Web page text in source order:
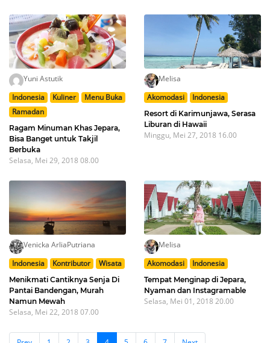
Yuni Astutik
Indonesia
Kuliner
Menu Buka
Ramadan
Ragam Minuman Khas Jepara,
Bisa Banget untuk Takjil
Berbuka
Selasa, Mei 29, 2018 08.00
Melisa
Akomodasi
Indonesia
Resort di Karimunjawa, Serasa
Liburan di Hawaii
Minggu, Mei 27, 2018 16.00
Venicka ArliaPutriana
Indonesia
Kontributor Wisata
Menikmati Cantiknya Senja Di
Pantai Bandengan, Murah
Namun Mewah
Selasa, Mei 22, 2018 07.00
Melisa
Akomodasi
Indonesia
Tempat Menginap di Jepara,
Nyaman dan Instagramable
Selasa, Mei 01, 2018 20.00